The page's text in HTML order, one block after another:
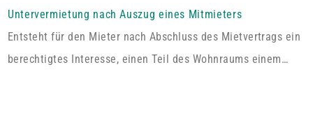
alleinige ausschließliche Benutzung der abgeschlossenen
Wohnung im Dachgeschoss“. Tatsächlich handelt es sich bei
dem […]
Untervermietung nach Auszug eines Mitmieters
Entsteht für den Mieter nach Abschluss des Mietvertrags ein
berechtigtes Interesse, einen Teil des Wohnraums einem